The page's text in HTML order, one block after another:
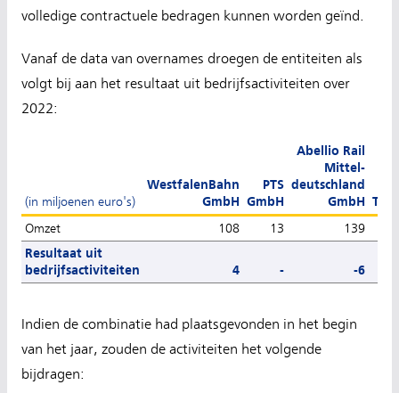
volledige contractuele bedragen kunnen worden geïnd.
Vanaf de data van overnames droegen de entiteiten als
volgt bij aan het resultaat uit bedrijfsactiviteiten over
2022:
(in miljoenen euro's)
WestfalenBahn
GmbH
PTS
GmbH
Abellio Rail
Mittel-
deutschland
GmbH
Omzet
108 13 139
Resultaat uit
bedrijfsactiviteiten
4 - -6
Indien de combinatie had plaatsgevonden in het begin
van het jaar, zouden de activiteiten het volgende
bijdragen: